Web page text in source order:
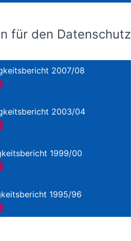
für den Datenschutz
2007/08
2003/04
1999/00
1995/96